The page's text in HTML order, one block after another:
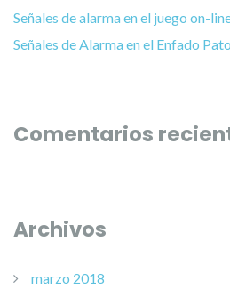
Señales de alarma en el juego on-
Señales de Alarma en el Enfado
Comentarios
Archivos
marzo 2018